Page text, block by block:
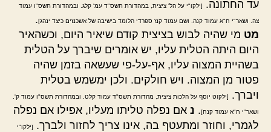
עד החתונה.
[ילקו"י על הל' ציצית, במהדורת תשס"ד עמ' קלג. ובמהדורת תשס"ו עמוד
צה. ושאר"י ח"א עמוד קנה. ושם עמוד קנז ספרדי הלומד בישיבה של אשכנזים כיצד ינהג].
מט מי שהיה לבוש בציצית קודם שיאיר היום, וכשהאיר
היום היתה הטלית עליו, יש אומרים שיברך על הטלית
בשהיית המצוה עליו, אף-על-פי שעשאה בזמן שהיה
פטור מן המצוה. ויש חולקים. ולכן ימשמש בטלית
ויברך.
[ילקוט יוסף על הלכות ציצית, מהדורת תשס"ד עמוד קלט. ובמהדורת תשס"ו עמוד ק'.
ושאר"י ח"א עמוד קנח]. נ אם נפלה טליתו מעליו, אפילו אם נפלה
לגמרי, וחוזר ומתעטף בה, אינו צריך לחזור ולברך.
[ילקו"י